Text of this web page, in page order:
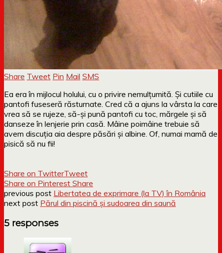
Share Tweet Pin Mail SMS
Ea era în mijlocul holului, cu o privire nemulțumită. Și cutiile cu
pantofi fuseseră răsturnate. Cred că a ajuns la vârsta la care
vrea să se rujeze, să-și pună pantofi cu toc, mărgele și să
danseze în lenjerie prin casă. Mâine poimâine trebuie să
avem discuția aia despre păsări și albine. Of, numai mamă de
pisică să nu fii!
Share on TwitterTweet
Share on Pinterest Share
previous post Libertatea de exprimare (la TV) în România
next post Părul din piscină și sudoarea din saună
5 responses